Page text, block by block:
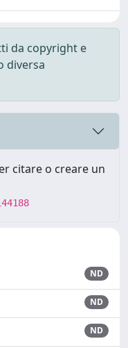
da copyright e
diversa
citare o creare un
ND
ND
ND